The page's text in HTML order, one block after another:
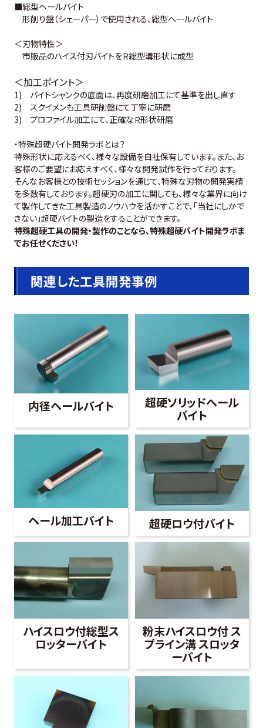
■総型ヘールバイト
形削り盤（シェーパー）で使用される、総型ヘールバイト
＜刃物特性＞
市販品のハイス付刃バイトをＲ総型溝形状に成型
＜加工ポイント＞
1) バイトシャンクの底面は、再度研磨加工にて基準を出し直す
2) スクイメンも工具研削盤にて丁寧に研磨
3) プロファイル加工にて、正確なＲ形状研磨
・特殊超硬バイト開発ラボとは？
特殊形状に応えるべく、様々な設備を自社保有しています。また、お
客様のご要望にお応えすべく、様々な開発試作を行っております。
そんなお客様との技術セッションを通じて、特殊な刃物の開発実績
を多数有しております。超硬刃の加工に関しても、様々な業界に向け
て製作してきた工具製造のノウハウを活かすことで、「当社にしかで
きない」超硬バイトの製造をすることができます。
特殊超硬工具の開発・製作のことなら、特殊超硬バイト開発ラボま
でお任せください！
関連した工具開発事例
内径ヘールバイト 超硬ソリッドヘール
バイト
ヘール加工バイト 超硬ロウ付バイト
ハイスロウ付総型ス
ロッターバイト
粉末ハイスロウ付 ス
プライン溝 スロッタ
ーバイト